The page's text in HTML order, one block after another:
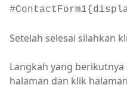
Setelah selesai silahkan
Langkah yang
halaman dan klik